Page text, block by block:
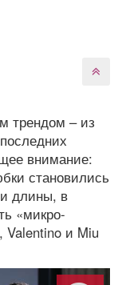
трендом – из
внимание:
становились
длины, в
«микро-
и Miu